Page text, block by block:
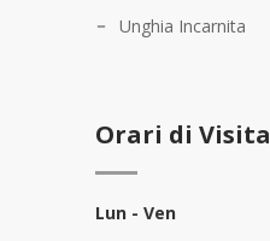
Unghia Incarnita
Orari di Visita
Lun - Ven